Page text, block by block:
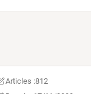
Articles :812